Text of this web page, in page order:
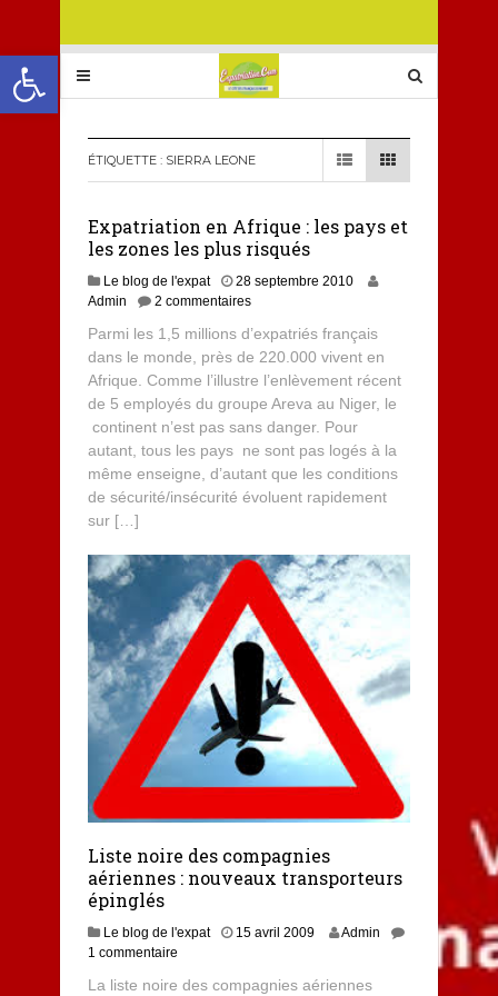
Ouvrir la barre d’outils
ÉTIQUETTE : SIERRA LEONE
Expatriation en Afrique : les pays et
les zones les plus risqués
Le blog de l'expat
28 septembre 2010
Admin
2 commentaires
Parmi les 1,5 millions d’expatriés français
dans le monde, près de 220.000 vivent en
Afrique. Comme l’illustre l’enlèvement récent
de 5 employés du groupe Areva au Niger, le
continent n’est pas sans danger. Pour
autant, tous les pays ne sont pas logés à la
même enseigne, d’autant que les conditions
de sécurité/insécurité évoluent rapidement
sur […]
Liste noire des compagnies
aériennes : nouveaux transporteurs
épinglés
Le blog de l'expat 15 avril 20095
c
Admin
1 commentaire
La liste noire des compagnies aériennes